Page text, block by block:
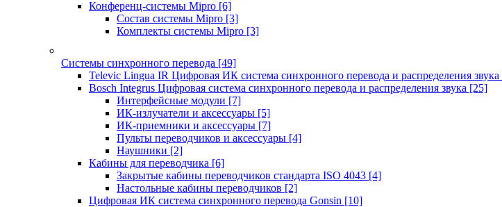
Конференц-системы Mipro [6]
Состав системы Mipro [3]
Комплекты системы Mipro [3]
Системы синхронного перевода [49]
Televic Lingua IR Цифровая ИК система синхронного перевода и распределения звука
Bosch Integrus Цифровая система синхронного перевода и распределения звука [25]
Интерфейсные модули [7]
ИК-излучатели и аксессуары [5]
ИК-приемники и аксессуары [7]
Пульты переводчиков и аксессуары [4]
Наушники [2]
Кабины для переводчика [6]
Закрытые кабины переводчиков стандарта ISO 4043 [4]
Настольные кабины переводчиков [2]
Цифровая ИК система синхронного перевода Gonsin [10]